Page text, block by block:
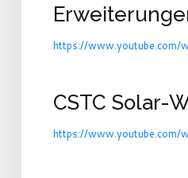
https://www.youtube.com/
CSTC Solar-
https://www.youtube.com/